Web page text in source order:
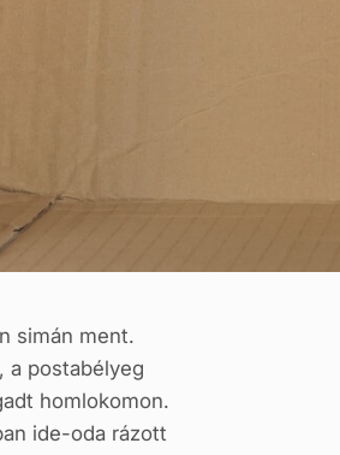
simán ment.
a postabélyeg
homlokomon.
ide-oda rázott